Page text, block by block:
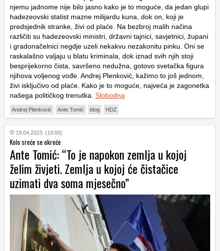
njemu jadnome nije bilo jasno kako je to moguće, da jedan glupi
hadezeovski statist mazne milijardu kuna, dok on, koji je
predsjednik stranke, živi od plaće. Na bezbroj malih načina
različiti su hadezeovski ministri, državni tajnici, savjetnici, župani
i gradonačelnici negdje uzeli nekakvu nezakonitu pinku. Oni se
raskalašno valjaju u blatu kriminala, dok iznad svih njih stoji
besprijekorno čista, savršeno nedužna, gotovo svetačka figura
njihova voljenog vođe. Andrej Plenković, kažimo to još jednom,
živi isključivo od plaće. Kako je to moguće, najveća je zagonetka
našega političkog trenutka. Slobodna
Andrej Plenković Ante Tomić blog HDZ
19.04.2023. (19:00)
Kolo sreće se okreće
Ante Tomić: “To je napokon zemlja u kojoj
želim živjeti. Zemlja u kojoj će čistačice
uzimati dva soma mjesečno”